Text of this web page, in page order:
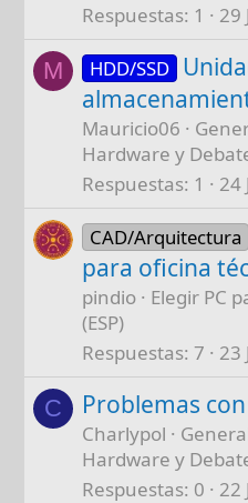
Respuestas 1 29
M HDD/SSD
Mauricio06
Hardware y
Respuestas 1 24
CAD/Arquitectura
para oficina
pindio
Elegir PC
(ESP)
Respuestas 7 23
C Problemas
Charlypol
Hardware y
Respuestas 0 22